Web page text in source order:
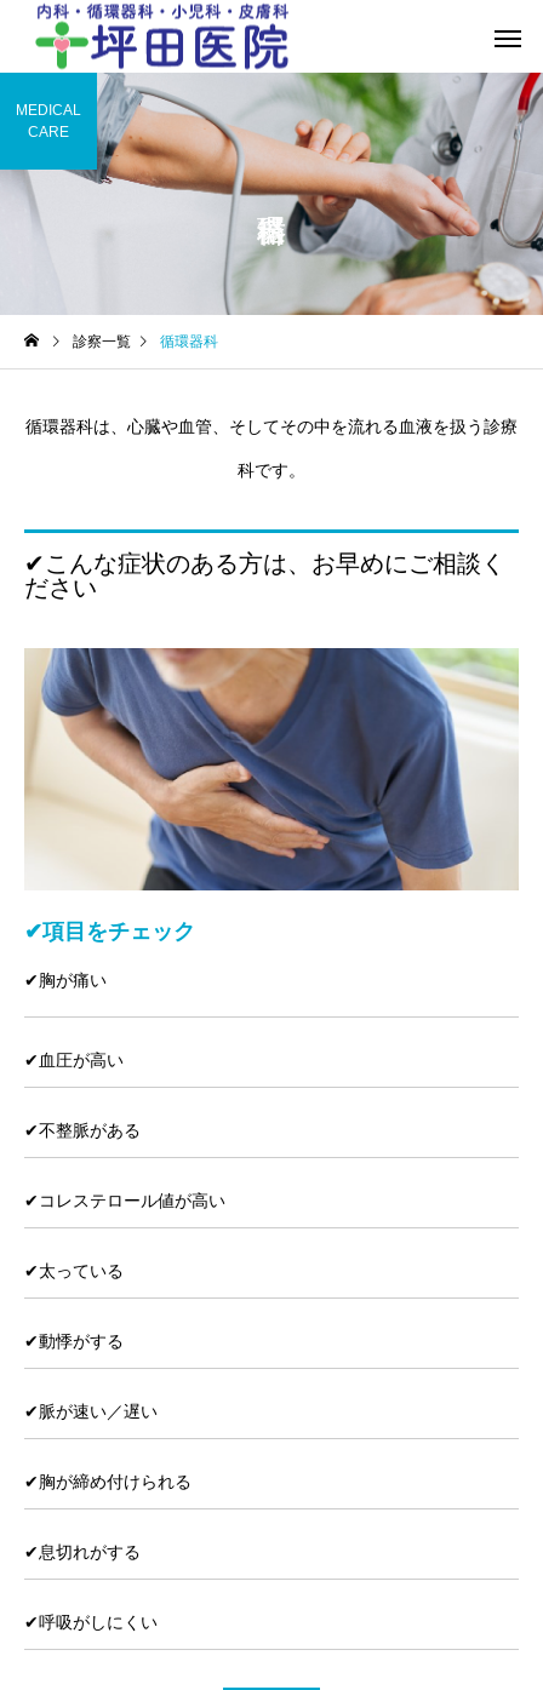
MEDICAL
CARE
診察一覧 循環器科
循環器科は、心臓や血管、そしてその中を流れる血液を扱う診療
科です。
✔︎こんな症状のある方は、お早めにご相談く
ださい
✔︎項目をチェック
✔︎胸が痛い
✔︎血圧が高い
✔︎不整脈がある
✔︎コレステロール値が高い
✔︎太っている
✔︎動悸がする
✔︎脈が速い／遅い
✔︎胸が締め付けられる
✔︎息切れがする
✔︎呼吸がしにくい